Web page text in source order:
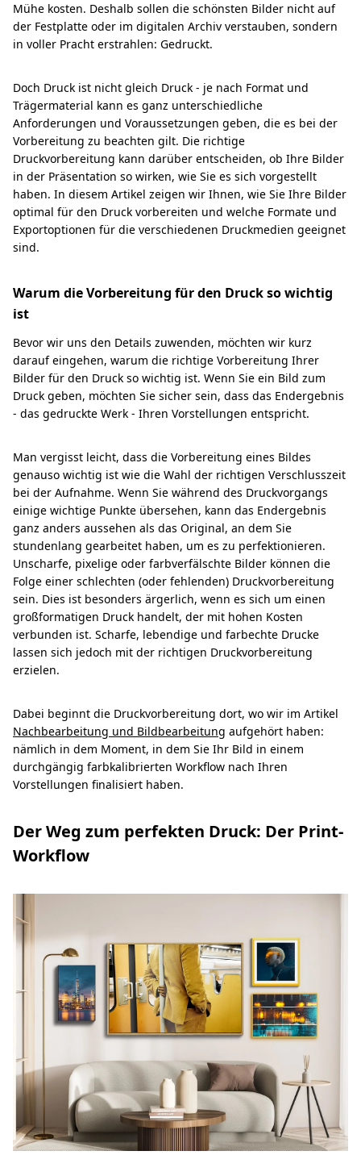
Mühe kosten. Deshalb sollen die schönsten Bilder nicht auf
der Festplatte oder im digitalen Archiv verstauben, sondern
in voller Pracht erstrahlen: Gedruckt.
Doch Druck ist nicht gleich Druck - je nach Format und
Trägermaterial kann es ganz unterschiedliche
Anforderungen und Voraussetzungen geben, die es bei der
Vorbereitung zu beachten gilt. Die richtige
Druckvorbereitung kann darüber entscheiden, ob Ihre Bilder
in der Präsentation so wirken, wie Sie es sich vorgestellt
haben. In diesem Artikel zeigen wir Ihnen, wie Sie Ihre Bilder
optimal für den Druck vorbereiten und welche Formate und
Exportoptionen für die verschiedenen Druckmedien geeignet
sind.
Warum die Vorbereitung für den Druck so wichtig
ist
Bevor wir uns den Details zuwenden, möchten wir kurz
darauf eingehen, warum die richtige Vorbereitung Ihrer
Bilder für den Druck so wichtig ist. Wenn Sie ein Bild zum
Druck geben, möchten Sie sicher sein, dass das Endergebnis
- das gedruckte Werk - Ihren Vorstellungen entspricht.
Man vergisst leicht, dass die Vorbereitung eines Bildes
genauso wichtig ist wie die Wahl der richtigen Verschlusszeit
bei der Aufnahme. Wenn Sie während des Druckvorgangs
einige wichtige Punkte übersehen, kann das Endergebnis
ganz anders aussehen als das Original, an dem Sie
stundenlang gearbeitet haben, um es zu perfektionieren.
Unscharfe, pixelige oder farbverfälschte Bilder können die
Folge einer schlechten (oder fehlenden) Druckvorbereitung
sein. Dies ist besonders ärgerlich, wenn es sich um einen
großformatigen Druck handelt, der mit hohen Kosten
verbunden ist. Scharfe, lebendige und farbechte Drucke
lassen sich jedoch mit der richtigen Druckvorbereitung
erzielen.
Dabei beginnt die Druckvorbereitung dort, wo wir im Artikel
Nachbearbeitung und Bildbearbeitung aufgehört haben:
nämlich in dem Moment, in dem Sie Ihr Bild in einem
durchgängig farbkalibrierten Workflow nach Ihren
Vorstellungen finalisiert haben.
Der Weg zum perfekten Druck: Der Print-
Workflow